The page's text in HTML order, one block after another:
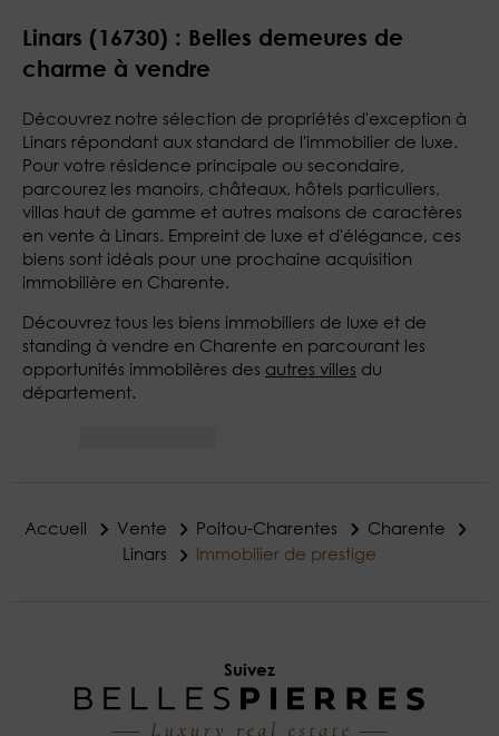
Linars (16730) : Belles demeures de
charme à vendre
Découvrez notre sélection de propriétés d'exception à
Linars répondant aux standard de l'immobilier de luxe.
Pour votre résidence principale ou secondaire,
parcourez les manoirs, châteaux, hôtels particuliers,
villas haut de gamme et autres maisons de caractères
en vente à Linars. Empreint de luxe et d'élégance, ces
biens sont idéals pour une prochaine acquisition
immobilière en Charente.
Découvrez tous les biens immobiliers de luxe et de
standing à vendre en Charente en parcourant les
opportunités immobilères des autres villes du
département.
Accueil Vente Poitou-Charentes
Charente
Linars
Immobilier de prestige
Suivez